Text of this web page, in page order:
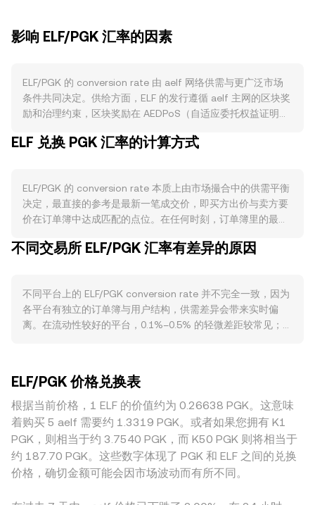
影响 ELF/PGK 汇率的因素
ELF/PGK 的 conversion rate 由 aelf 网络供需与更广泛市场
条件共同决定。供给方面，ELF 的发行遵循 aelf 主网的区块奖
励和治理约束，区块奖励在 AEDPoS（自适应委托权益证明）
点分配规则影响；质押与投票会阶段性锁定部分 ELF，降低可
励池，取决于主网当期的费用分配与治理安排，从而间接影响
有效流通量。需求方面，aelf 生态的实际使用将直接影响 ELF
的买需：链上交易与智能合约执行需要支付费用，DApp 部
时，通常会增加对 ELF 的使用与持有。同时，开发者与机构对
宏观层面，ELF 与比特币走势存在阶段性相关性，若广泛加密
资产回撤，短期内可能压制 ELF；而 PGK 自身的强弱也会改变
法币端购买力，PNG 的利率、通胀与美元周期会通过 PGK 传
司法辖区对代币属性的界定、以及对法币通道（包括 PGK 相
关结算）的规定，都可能改变可获得性与合规成本，从而引发
conversion rate 的阶段性波动。最后，技术性因素如永续合
约资金费率的正负与幅度、期权到期时的集中执行、链上与场
内的大额地址资金流动、以及头部做市的库存调整，都会在短
期内放大或缓和 ELF/PGK 的波动。
ELF 兑换 PGK 汇率的计算方式
ELF/PGK 的 conversion rate 本质上由市场撮合中的供需平衡
决定，最直接的参考是最新一笔成交价，即买方出价与卖方要
价在订单簿中达成匹配的点位。在任何时刻，订单簿里的最优
可作为即时中间价的参考。若参考多家平台，数据聚合商常使
的平台对结果影响越大。简单换算时，若某一时刻的 ELF/PGK
conversion rate 为 R，则以 PGK 表示的价值可按 PGK Value
= ELF Amount × R 计算；反过来，按 ELF Amount = PGK
由与外部流动性提供方的价格来确定展示的参考价。此外，如
果 ELF 在去中心化交易所具备显著流动性，自动做市商
（AMM）池也会影响整体价格发现：其恒定乘积模型满足 x ×
y = k，其中 x 与 y 分别代表池中两种资产的储备量，在小幅交
易下即时价格近似为 y/x；当池子较浅或单边大额换仓时，
price 会随储备比显著变化，从而影响跨平台的参考报价。
不同交易所 ELF/PGK 汇率有差异的原因
不同平台上的 ELF/PGK conversion rate 并不完全一致，因为
各平台有独立的订单簿与用户结构，供需差异会带来实时偏
离。在流动性较好的平台，0.1%–0.5% 的轻微差距较常见；而
他平台的差距。与地理和监管相关的因素也会作用于 ELF，例
如某些地区对充值/提现、法币出入金或代币上市的合规要求不
同，导致可获得性、费用与结算时效差异，进而在 ELF/PGK
定价上出现地区性溢价或折价。许多平台上的 ELF/PGK 并非
直接由 ELF 与 PGK 的单一路径确定，而是经由 ELF/USDT 与
PGK/USDT（或其他稳定币与法币）的组合报价传导，USDT
相对法币的轻微溢折价与本地稳定币流动性会映射到最终的
ELF/PGK 价格兑换表
根据当前价格，1 ELF 的价值约为 0.26638 PGK。这意味
着购买 5 aelf 需要约 1.3319 PGK。或者如果您拥有 K1
PGK，则相当于约 3.7540 PGK，而 K50 PGK 则将相当于
约 187.70 PGK。这些数字体现了 PGK 和 ELF 之间的兑换
价格，确切金额可能会因市场波动而有所不同。